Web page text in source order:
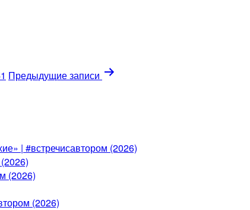
Предыдущиезаписи
| #встречисавтором (2026)
(2026)
(2026)